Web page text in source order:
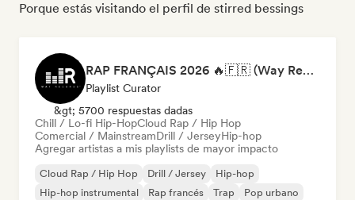
Porque estás visitando el perfil de stirred bessings
RAP FRANÇAIS 2026 🔥🇫🇷 (Way Records)
Playlist Curator
&gt; 5700 respuestas dadas
Chill / Lo-fi Hip-HopCloud Rap / Hip Hop
Comercial / MainstreamDrill / JerseyHip-hop
Agregar artistas a mis playlists de mayor impacto
Cloud Rap / Hip Hop Drill / Jersey
Hip-hop
Hip-hop instrumental
Rap francés Trap
Pop urbano